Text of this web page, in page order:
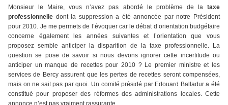
Monsieur le Maire, vous n’avez pas abordé le problème de la taxe
professionnelle dont la suppression a été annoncée par notre Président
pour 2010. Je me permets de l’évoquer car le débat d’orientation budgétaire
concerne également les années suivantes et l’orientation que vous
proposez semble anticiper la disparition de la taxe professionnelle. La
question se pose de savoir si nous devons ignorer cette incertitude ou
anticiper un manque de recettes pour 2010 ? Le premier ministre et les
services de Bercy assurent que les pertes de recettes seront compensées,
mais on ne sait pas par quoi. Un comité présidé par Edouard Balladur a été
constitué pour proposer des réformes des administrations locales. Cette
annonce n’est pas vraiment rassurante.